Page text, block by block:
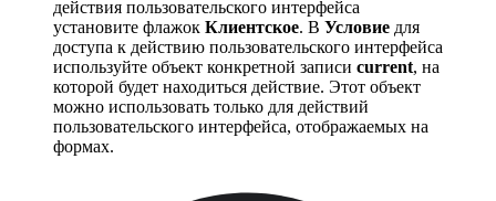
действия пользовательского интерфейса
установите флажок Клиентское. В Условие для
доступа к действию пользовательского интерфейса
используйте объект конкретной записи current, на
которой будет находиться действие. Этот объект
можно использовать только для действий
пользовательского интерфейса, отображаемых на
формах.